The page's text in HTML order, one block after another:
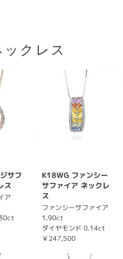
クレス
サフ
ス
ア
K18WG ファンシー
サファイア ネックレ
ス
ファンシーサファイア
1.90ct
ダイヤモンド 0.14ct
￥247,500